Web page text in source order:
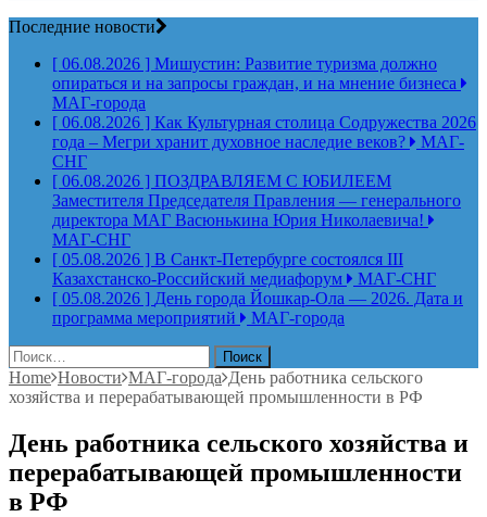
Последние новости
[ 06.08.2026 ] Мишустин: Развитие туризма должно
опираться и на запросы граждан, и на мнение бизнеса
МАГ-города
[ 06.08.2026 ] Как Культурная столица Содружества 2026
года – Мегри хранит духовное наследие веков?
МАГ-
СНГ
[ 06.08.2026 ] ПОЗДРАВЛЯЕМ С ЮБИЛЕЕМ
Заместителя Председателя Правления — генерального
директора МАГ Васюнькина Юрия Николаевича!
МАГ-СНГ
[ 05.08.2026 ] В Санкт-Петербурге состоялся III
Казахстанско-Российский медиафорум
МАГ-СНГ
[ 05.08.2026 ] День города Йошкар-Ола — 2026. Дата и
программа мероприятий
МАГ-города
Найти:
Home Новости МАГ-города День работника сельского
хозяйства и перерабатывающей промышленности в РФ
День работника сельского хозяйства и
перерабатывающей промышленности
в РФ